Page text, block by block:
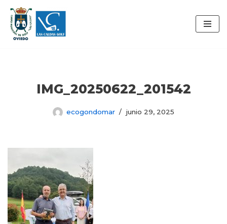
Saltar
al
IMG_20250622_201542
ecogondomar junio 29, 2025